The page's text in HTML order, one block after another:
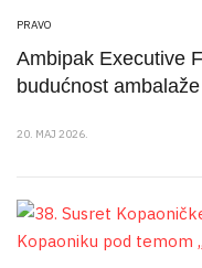
PRAVO
Ambipak Executive
budućnost ambalaže
20. MAJ 2026.